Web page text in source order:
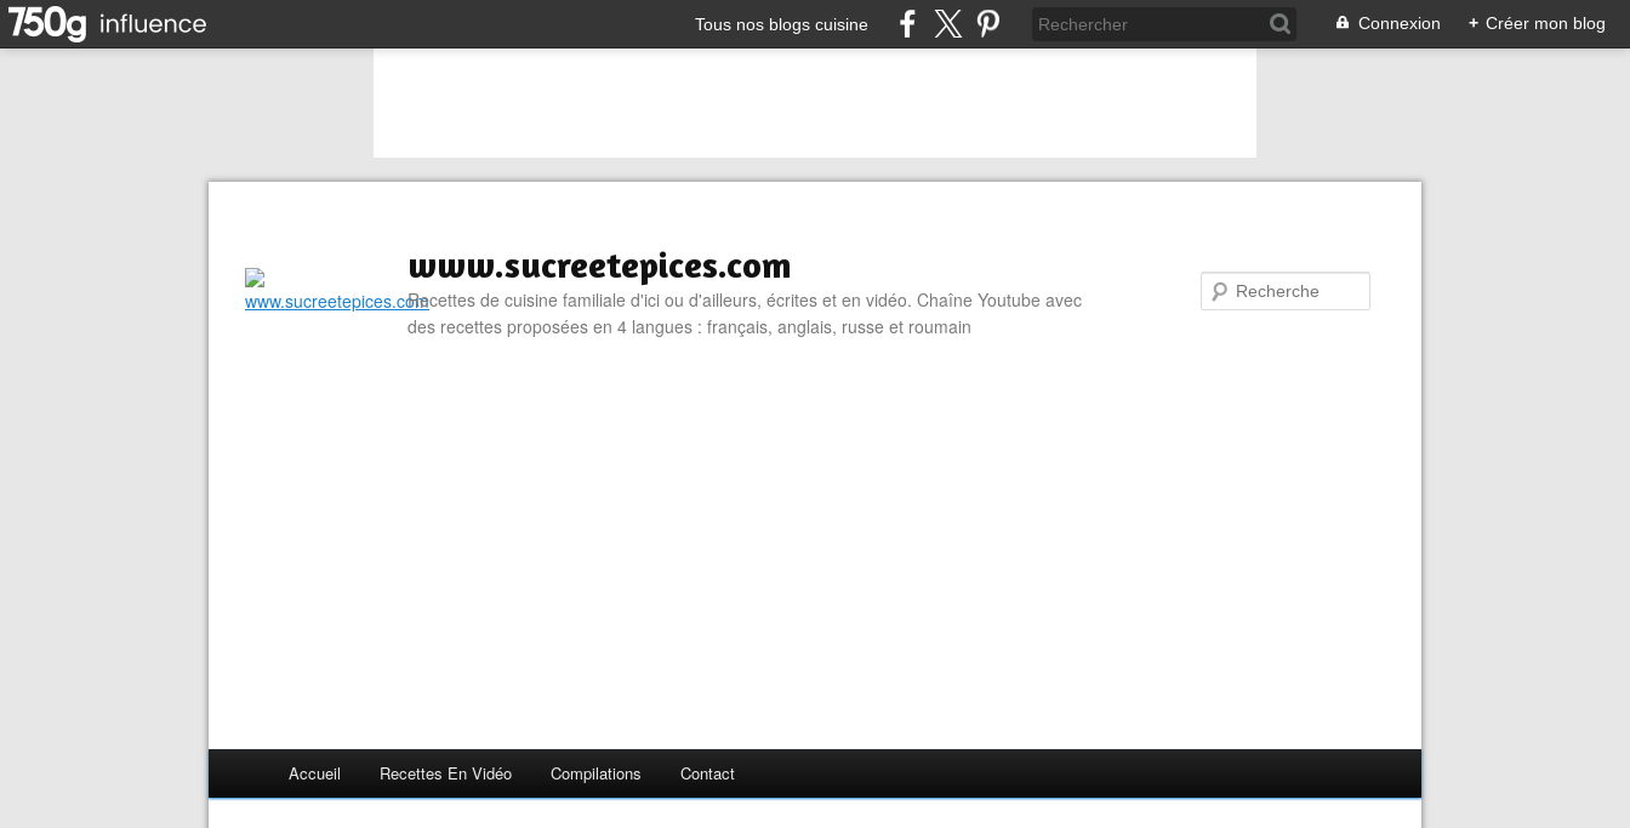
Tous nos blogs cuisine Connexion + Créer mon blog
www.sucreetepices.com
Recettes de cuisine familiale d'ici ou d'ailleurs, écrites et en vidéo. Chaîne Youtube avec
des recettes proposées en 4 langues : français, anglais, russe et roumain
Accueil Recettes En Vidéo Compilations Contact